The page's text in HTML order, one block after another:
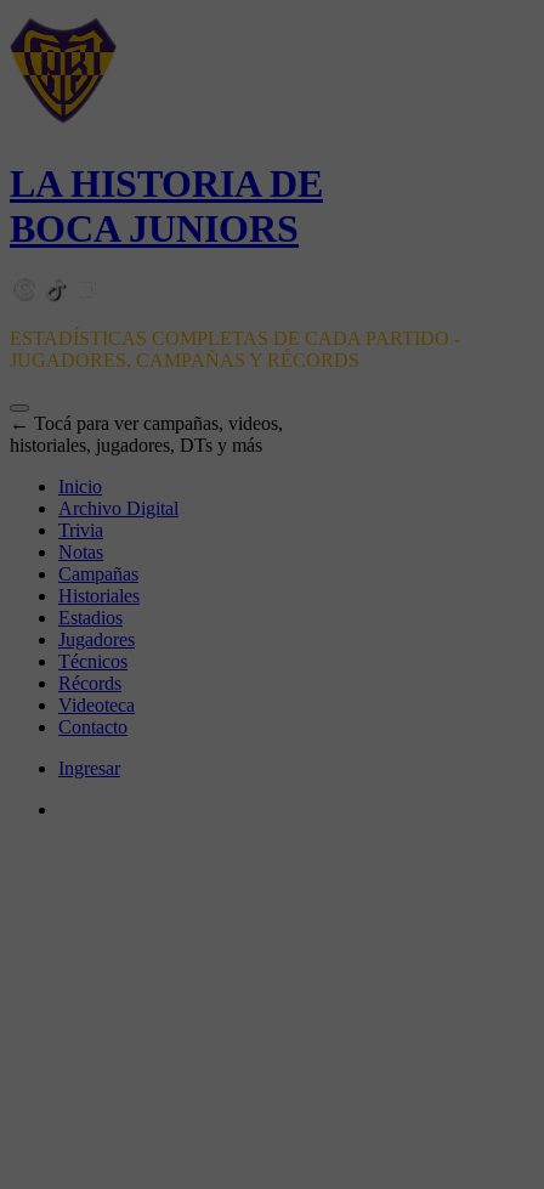
LA HISTORIA DE
BOCA JUNIORS
ESTADÍSTICAS COMPLETAS DE CADA PARTIDO -
JUGADORES, CAMPAÑAS Y RÉCORDS
← Tocá para ver campañas, videos,
historiales, jugadores, DTs y más
Inicio
Archivo Digital
Trivia
Notas
Campañas
Historiales
Estadios
Jugadores
Técnicos
Récords
Videoteca
Contacto
Ingresar